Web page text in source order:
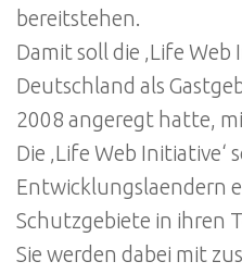
bereitstehen.
Damit soll die ‚Life Web
Deutschland als
2008 angeregt hatte,
Die ‚Life Web Initiative‘
Entwicklungslaendern
Schutzgebiete in ihren
Sie werden dabei mit